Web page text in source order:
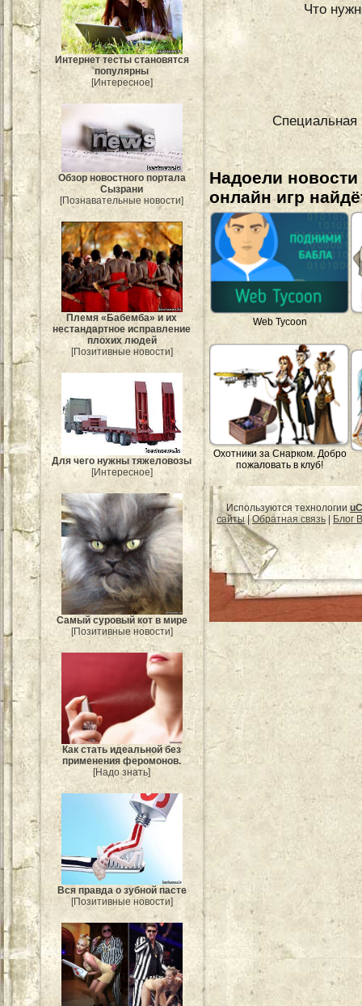
Интернет тесты становятся
популярны
[Интересное]
Обзор новостного портала
Сызрани
[Познавательные новости]
Племя «Бабемба» и их
нестандартное исправление
плохих людей
[Позитивные новости]
Для чего нужны тяжеловозы
[Интересное]
Самый суровый кот в мире
[Позитивные новости]
Как стать идеальной без
применения феромонов.
[Надо знать]
Вся правда о зубной пасте
[Позитивные новости]
Что
Специальная
Надоели
онлайн игр
Web Tycoon
Охотники за Снарком. Добро
пожаловать в клуб!
Используются технологии
сайты|Обратная связь Блог